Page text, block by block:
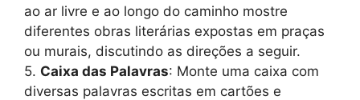
ao ar livre e ao longo do caminho mostre
diferentes obras literárias expostas em praças
ou murais, discutindo as direções a seguir.
5. Caixa das Palavras: Monte uma caixa com
diversas palavras escritas em cartões e